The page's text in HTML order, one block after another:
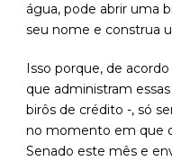
água, pode abrir uma
seu nome e construa
Isso porque, de
que administram
birôs de crédito -, só
no momento em que
Senado este mês e